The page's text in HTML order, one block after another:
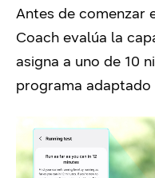
Antes de comenzar
Coach evalúa la
asigna a uno de 10
programa adaptado